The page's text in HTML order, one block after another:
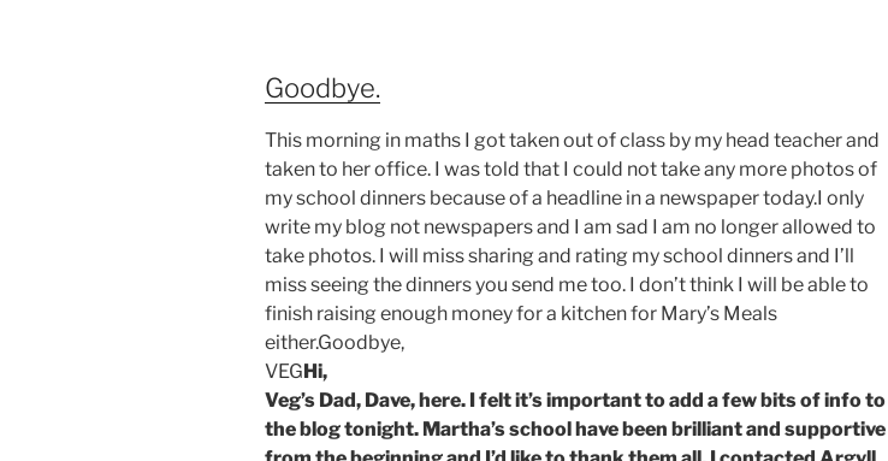
Goodbye.
This morning in maths I got taken out of class by my head teacher and
taken to her office. I was told that I could not take any more photos of
my school dinners because of a headline in a newspaper today.I only
write my blog not newspapers and I am sad I am no longer allowed to
take photos. I will miss sharing and rating my school dinners and I’ll
miss seeing the dinners you send me too. I don’t think I will be able to
finish raising enough money for a kitchen for Mary’s Meals
either.Goodbye,
VEGHi,
Veg’s Dad, Dave, here. I felt it’s important to add a few bits of info to
the blog tonight. Martha’s school have been brilliant and supportive